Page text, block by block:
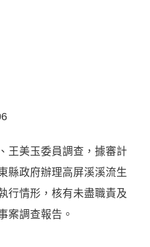
王美玉委員調查，據審計
縣政府辦理高屏溪溪流生
行情形，核有未盡職責及
案調查報告。